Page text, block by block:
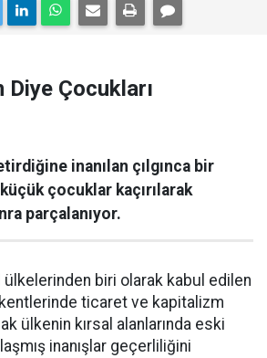
Çocukları
inanılan çılgınca bir
çocuklar kaçırılarak
parçalanıyor.
ülkelerinden biri olarak kabul edilen
kentlerinde ticaret ve kapitalizm
ülkenin kırsal alanlarında eski
inanışlar geçerliliğini